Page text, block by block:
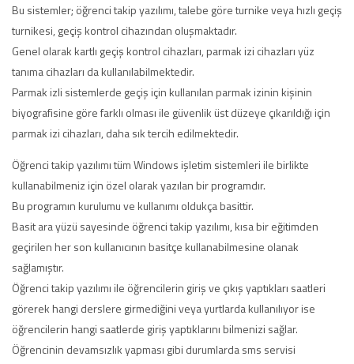
Bu sistemler; öğrenci takip yazılımı, talebe göre turnike veya hızlı geçiş
turnikesi, geçiş kontrol cihazından oluşmaktadır.
Genel olarak kartlı geçiş kontrol cihazları, parmak izi cihazları yüz
tanıma cihazları da kullanılabilmektedir.
Parmak izli sistemlerde geçiş için kullanılan parmak izinin kişinin
biyografisine göre farklı olması ile güvenlik üst düzeye çıkarıldığı için
parmak izi cihazları, daha sık tercih edilmektedir.
Öğrenci takip yazılımı tüm Windows işletim sistemleri ile birlikte
kullanabilmeniz için özel olarak yazılan bir programdır.
Bu programın kurulumu ve kullanımı oldukça basittir.
Basit ara yüzü sayesinde öğrenci takip yazılımı, kısa bir eğitimden
geçirilen her son kullanıcının basitçe kullanabilmesine olanak
sağlamıştır.
Öğrenci takip yazılımı ile öğrencilerin giriş ve çıkış yaptıkları saatleri
görerek hangi derslere girmediğini veya yurtlarda kullanılıyor ise
öğrencilerin hangi saatlerde giriş yaptıklarını bilmenizi sağlar.
Öğrencinin devamsızlık yapması gibi durumlarda sms servisi